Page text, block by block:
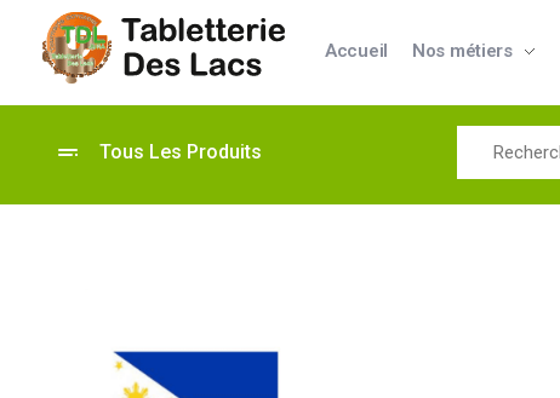
Tabletterie des Lacs
Accueil Nos métiers
Tous Les Produits